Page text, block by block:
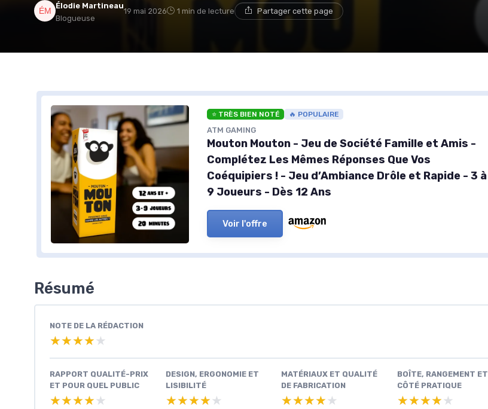
Élodie Martineau
Blogueuse
19 mai 2026 1 min de lecture Partager cette page
⭐ TRÈS BIEN NOTÉ 🔥 POPULAIRE
ATM GAMING
Mouton Mouton - Jeu de Société Famille et Amis -
Complétez Les Mêmes Réponses Que Vos
Coéquipiers ! - Jeu d’Ambiance Drôle et Rapide - 3 à
9 Joueurs - Dès 12 Ans
Voir l'offre
Résumé
NOTE DE LA RÉDACTION
★★★★★
★★★★★
RAPPORT QUALITÉ-PRIX
ET POUR QUEL PUBLIC
★★★★★
★★★★★
DESIGN, ERGONOMIE ET
LISIBILITÉ
★★★★★
★★★★★
MATÉRIAUX ET QUALITÉ
DE FABRICATION
★★★★★
★★★★★
BOÎTE, RANGEMENT ET
CÔTÉ PRATIQUE
★★★★★
★★★★★